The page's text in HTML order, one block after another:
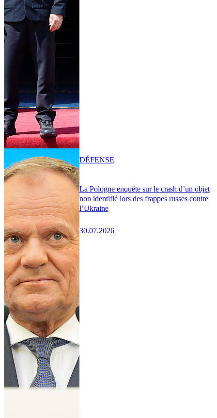
La Pologne enquête sur le crash d’un objet
non identifié lors des frappes russes contre
l’Ukraine
30.07.2026
DÉFENSE